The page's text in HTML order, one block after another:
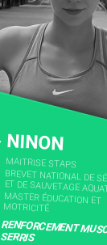
NINON
MAITRISE STAPS
BREVET NATIONAL DE
ET DE SAUVETAGE
MASTER ÉDUCATION ET
MOTRICITÉ
RENFORCEMENT
SERRIS